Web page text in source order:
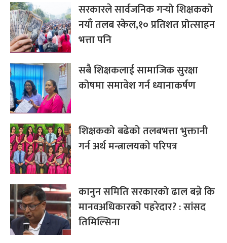
सरकारले सार्वजनिक गर्‍यो शिक्षकको
नयाँ तलब स्केल,१० प्रतिशत प्रोत्साहन
भत्ता पनि
सबै शिक्षकलाई सामाजिक सुरक्षा
कोषमा समावेश गर्न ध्यानाकर्षण
शिक्षकको बढेको तलबभत्ता भुक्तानी
गर्न अर्थ मन्त्रालयको परिपत्र
कानुन समिति सरकारको ढाल बन्ने कि
मानवअधिकारको पहरेदार? : सांसद
तिमिल्सिना